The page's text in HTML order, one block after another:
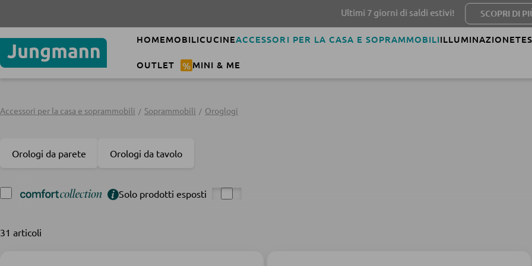
Ultimi 7 giorni di saldi estivi! SCOPRI DI PIÙ
HOMEMOBILICUCINEACCESSORI PER LA CASA E SOPRAMMOBILIILLUMINAZIONE
OUTLET % MINI & ME
Accessori per la casa e soprammobili Soprammobili Oroglogi
Orologi da parete Orologi da tavolo
Solo prodotti esposti
31 articoli